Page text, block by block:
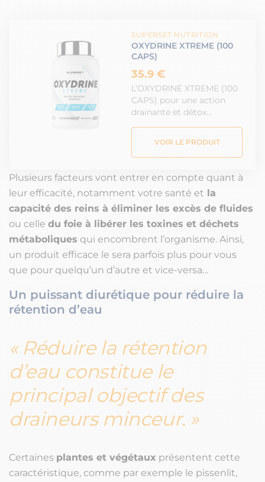
SUPERSET NUTRITION
OXYDRINE XTREME (100
CAPS)
35.9 €
L’OXYDRINE XTREME (100
CAPS) pour une action
drainante et détox…
VOIR LE PRODUIT
Plusieurs facteurs vont entrer en compte quant à
leur efficacité, notamment votre santé et la
capacité des reins à éliminer les excès de fluides
ou celle du foie à libérer les toxines et déchets
métaboliques qui encombrent l’organisme. Ainsi,
un produit efficace le sera parfois plus pour vous
que pour quelqu’un d’autre et vice-versa…
Un puissant diurétique pour réduire la
rétention d’eau
Réduire la rétention
d’eau constitue le
principal objectif des
draineurs minceur.
Certaines plantes et végétaux présentent cette
caractéristique, comme par exemple le pissenlit,